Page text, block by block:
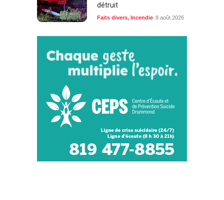
détruit
Faits divers, Incendie 8 août 2026